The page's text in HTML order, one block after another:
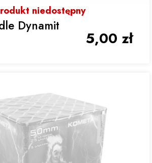
niedostępny
Dynamit
5,00 zł